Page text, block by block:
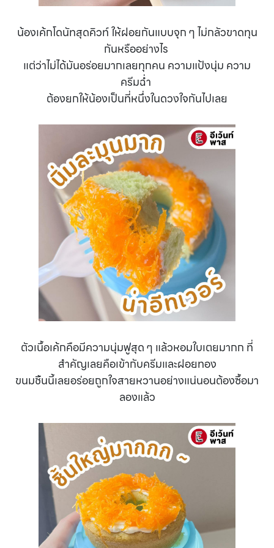
น้องเค้กโดนัทสุดคิวท์ ให้ฝอยกันแบบจุก ๆ ไม่กลัวขาดทุน
กันหรืออย่างไร
แต่ว่าไม่ได้มันอร่อยมากเลยทุกคน ความแป้งนุ่ม ความ
ครีมฉ่ำ
ต้องยกให้น้องเป็นที่หนึ่งในดวงใจกันไปเลย
ตัวเนื้อเค้กคือมีความนุ่มฟูสุด ๆ แล้วหอมใบเตยมากก ที่
สำคัญเลยคือเข้ากับครีมและฝอยทอง
ขนมชิ้นนี้เลยอร่อยถูกใจสายหวานอย่างแน่นอนต้องซื้อมา
ลองแล้ว